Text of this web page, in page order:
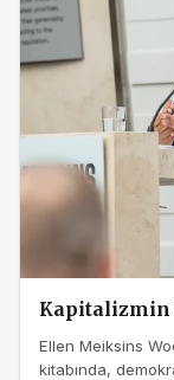
Kapitalizmin
Ellen Meiksins
kitabında,